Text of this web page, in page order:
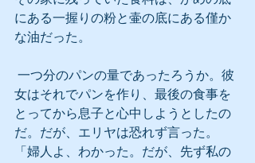
にある一握りの粉と壷の底にある僅か
な油だった。
女はそれでパンを作り、最後の食事を
とってから息子と心中しようとしたの
だ。だが、エリヤは恐れず言った。
「婦人よ、わかった。だが、先ず私の